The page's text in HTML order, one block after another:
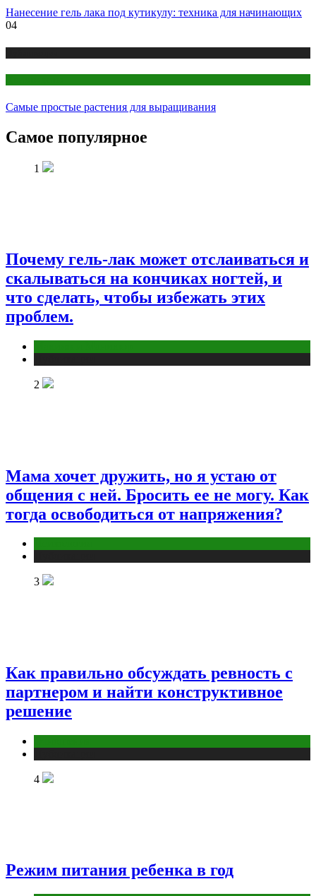
Нанесение гель лака под кутикулу: техника для начинающих
04
Самые простые растения для выращивания
Самое популярное
1
Почему гель-лак может отслаиваться и
скалываться на кончиках ногтей, и
что сделать, чтобы избежать этих
проблем.
2
Мама хочет дружить, но я устаю от
общения с ней. Бросить ее не могу. Как
тогда освободиться от напряжения?
3
Как правильно обсуждать ревность с
партнером и найти конструктивное
решение
4
Режим питания ребенка в год